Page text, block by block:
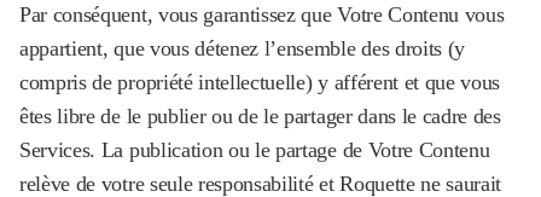
Par conséquent, vous garantissez que Votre Contenu vous
appartient, que vous détenez l’ensemble des droits (y
compris de propriété intellectuelle) y afférent et que vous
êtes libre de le publier ou de le partager dans le cadre des
Services. La publication ou le partage de Votre Contenu
relève de votre seule responsabilité et Roquette ne saurait